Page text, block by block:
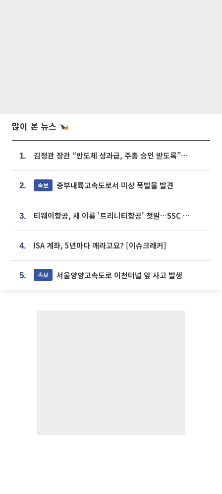
많이 본 뉴스
1. 김정관 장관 “반도체 성과급, 주총 승인 받도록”…상법·자본시장법 개정 시사
2. 속보 중부내륙고속도로서 미상 폭발물 발견
3. 티웨이항공, 새 이름 '트리니티항공' 첫발…SSC 전략 본격화
4. ISA 계좌, 5년마다 깨라고요? [이슈크래커]
5. 속보 서울양양고속도로 이천터널 앞 사고 발생